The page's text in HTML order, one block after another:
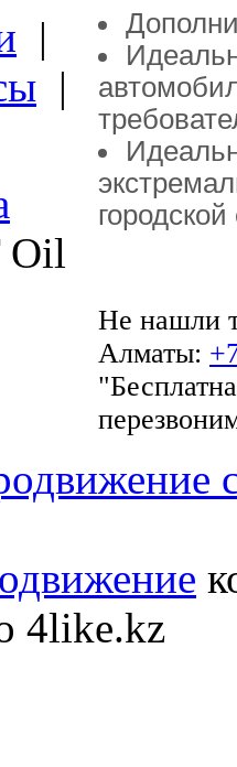
​Не нашли
Алматы:
|
|
Oil
4like.kz